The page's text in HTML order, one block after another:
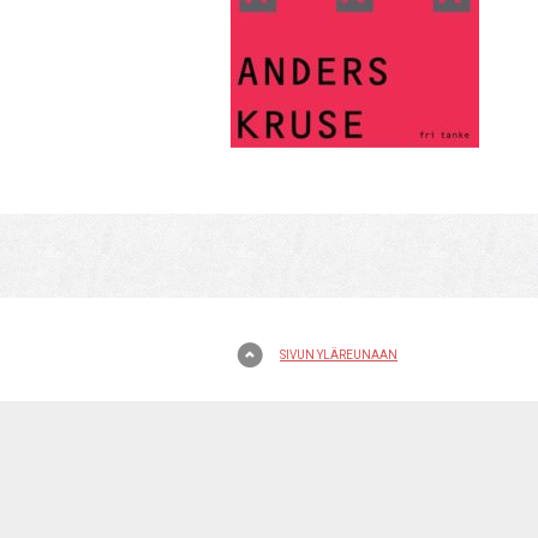
SIVUN YLÄREUNAAN